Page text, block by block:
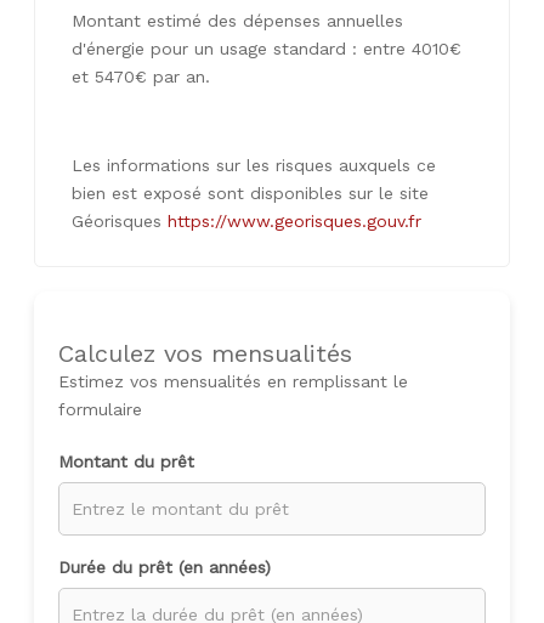
Montant estimé des dépenses annuelles
d'énergie pour un usage standard : entre 4010€
et 5470€ par an.
Les informations sur les risques auxquels ce
bien est exposé sont disponibles sur le site
Géorisques https://www.georisques.gouv.fr
Calculez vos mensualités
Estimez vos mensualités en remplissant le
formulaire
Montant du prêt
Durée du prêt (en années)